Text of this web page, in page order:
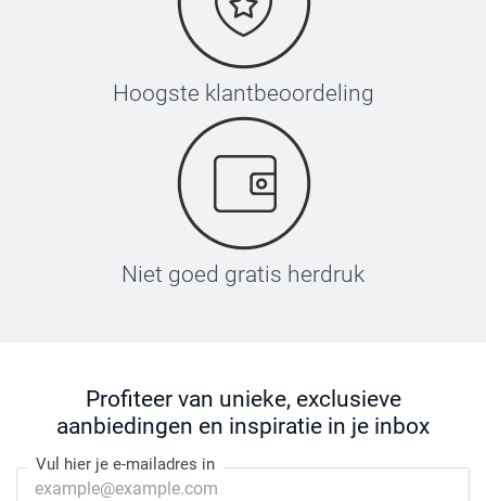
Hoogste klantbeoordeling
Niet goed gratis herdruk
Profiteer van unieke, exclusieve
aanbiedingen en inspiratie in je inbox
Vul hier je e-mailadres in